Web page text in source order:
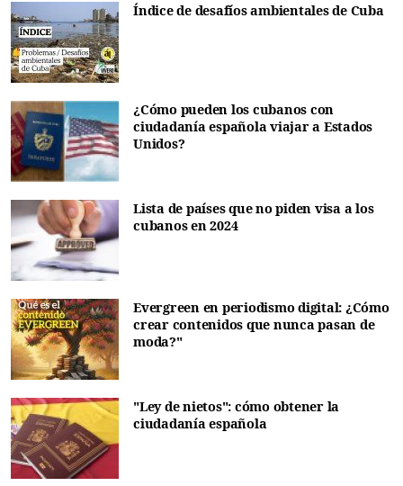
Índice de desafíos ambientales de Cuba
¿Cómo pueden los cubanos con
ciudadanía española viajar a Estados
Unidos?
Lista de países que no piden visa a los
cubanos en 2024
Evergreen en periodismo digital: ¿Cómo
crear contenidos que nunca pasan de
moda?"
"Ley de nietos": cómo obtener la
ciudadanía española